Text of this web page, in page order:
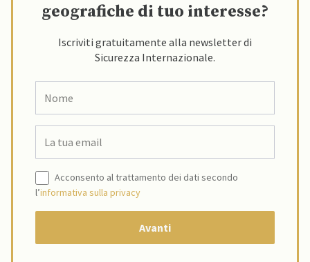
geografiche di tuo interesse?
Iscriviti gratuitamente alla newsletter di
Sicurezza Internazionale.
Acconsento al trattamento dei dati secondo
l’informativa sulla privacy